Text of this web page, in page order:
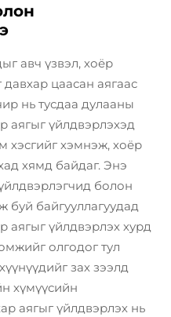
авч үзвэл, хоёр
давхар цаасан аягаас
нь тусдаа дулааны
аягыг үйлдвэрлэхэд
хэсгийг хэмнэж, хоёр
хямд байдаг. Энэ
болон
буй байгууллагуудад
аягыг үйлдвэрлэх хурд
олгодог тул
зах зээлд
хүмүүсийн
аягыг үйлдвэрлэх нь